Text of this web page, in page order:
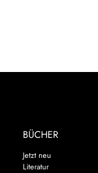
BÜCHER
Jetzt neu
Literatur